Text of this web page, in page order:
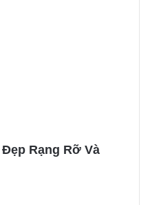
Rạng Rỡ Và